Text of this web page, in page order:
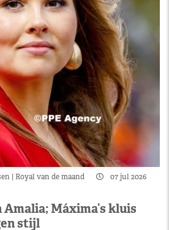
Royal van de maand
07 jul 2026
Máxima’s kluis
stijl